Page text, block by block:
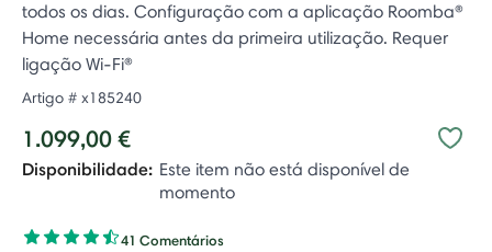
todos os dias. Configuração com a aplicação Roomba®
Home necessária antes da primeira utilização. Requer
ligação Wi-Fi®
Artigo # x185240
1.099,00 €
Disponibilidade: Este item não está disponível de
momento
41 Comentários